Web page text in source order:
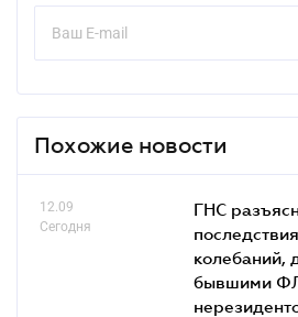
Похожие новости
12.09
Сегодня
ГНС
колебаний,
бывшими